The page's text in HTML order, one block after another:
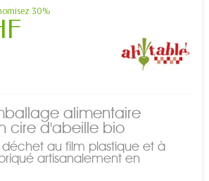
30%
alimentaire
cire d'abeille bio
déchet au film plastique et à
artisanalement en